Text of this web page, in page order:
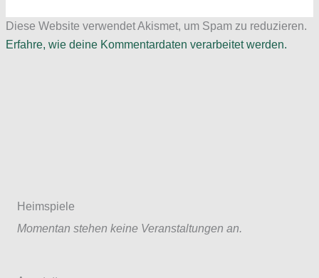
Diese Website verwendet Akismet, um Spam zu reduzieren.
Erfahre, wie deine Kommentardaten verarbeitet werden.
Heimspiele
Momentan stehen keine Veranstaltungen an.